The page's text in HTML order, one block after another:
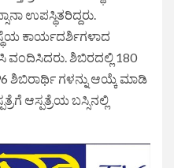
ಉಪಸ್ಥಿತರಿದ್ದರು.
ಕಾರ್ಯದರ್ಶಿಗಳಾದ
ವಂದಿಸಿದರು. ಶಿಬಿರದಲ್ಲಿ 180
ಶಿಬಿರಾರ್ಥಿ ಗಳನ್ನು ಆಯ್ಕೆ ಮಾಡಿ
ಆಸ್ಪತ್ರೆಯ ಬಸ್ಸಿನಲ್ಲಿ